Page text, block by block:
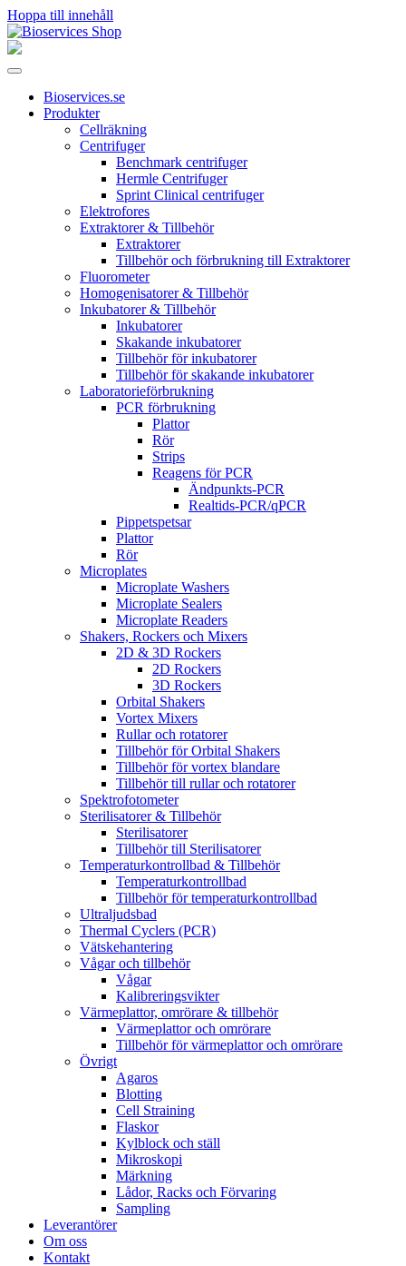
Hoppa till innehåll
Huvudnavigering
Bioservices.se
Produkter
Cellräkning
Centrifuger
Benchmark centrifuger
Hermle Centrifuger
Sprint Clinical centrifuger
Elektrofores
Extraktorer & Tillbehör
Extraktorer
Tillbehör och förbrukning till Extraktorer
Fluorometer
Homogenisatorer & Tillbehör
Inkubatorer & Tillbehör
Inkubatorer
Skakande inkubatorer
Tillbehör för inkubatorer
Tillbehör för skakande inkubatorer
Laboratorieförbrukning
PCR förbrukning
Plattor
Rör
Strips
Reagens för PCR
Ändpunkts-PCR
Realtids-PCR/qPCR
Pippetspetsar
Plattor
Rör
Microplates
Microplate Washers
Microplate Sealers
Microplate Readers
Shakers, Rockers och Mixers
2D & 3D Rockers
2D Rockers
3D Rockers
Orbital Shakers
Vortex Mixers
Rullar och rotatorer
Tillbehör för Orbital Shakers
Tillbehör för vortex blandare
Tillbehör till rullar och rotatorer
Spektrofotometer
Sterilisatorer & Tillbehör
Sterilisatorer
Tillbehör till Sterilisatorer
Temperaturkontrollbad & Tillbehör
Temperaturkontrollbad
Tillbehör för temperaturkontrollbad
Ultraljudsbad
Thermal Cyclers (PCR)
Vätskehantering
Vågar och tillbehör
Vågar
Kalibreringsvikter
Värmeplattor, omrörare & tillbehör
Värmeplattor och omrörare
Tillbehör för värmeplattor och omrörare
Övrigt
Agaros
Blotting
Cell Straining
Flaskor
Kylblock och ställ
Mikroskopi
Märkning
Lådor, Racks och Förvaring
Sampling
Leverantörer
Om oss
Kontakt